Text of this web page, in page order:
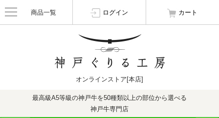
商品一覧 ログイン カート
オンラインストア[本店]
最高級A5等級の神戸牛を50種類以上の部位から選べる
神戸牛専門店